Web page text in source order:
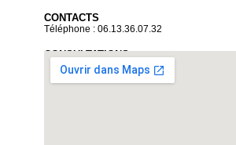
CONTACTS
Téléphone : 06.13.36.07.32
CONSULTATIONS
Sur rendez-vous uniquement
Du lundi au vendredi de 9 heures à 19 heures